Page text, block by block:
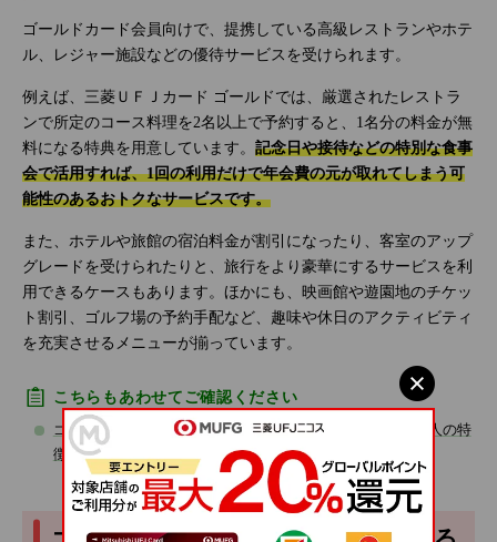
ゴールドカード会員向けで、提携している高級レストランやホテ
ル、レジャー施設などの優待サービスを受けられます。
例えば、三菱ＵＦＪカード ゴールドでは、厳選されたレストラ
ンで所定のコース料理を2名以上で予約すると、1名分の料金が無
料になる特典を用意しています。 記念日や接待などの特別な食事
会で活用すれば、1回の利用だけで年会費の元が取れてしまう可
能性のあるおトクなサービスです。
また、ホテルや旅館の宿泊料金が割引になったり、客室のアップ
グレードを受けられたりと、旅行をより豪華にするサービスを利
用できるケースもあります。ほかにも、映画館や遊園地のチケッ
ト割引、ゴルフ場の予約手配など、趣味や休日のアクティビティ
を充実させるメニューが揃っています。
こちらもあわせてご確認ください
ゴールドカードのメリット・デメリットは？必要性の高い人の特
徴